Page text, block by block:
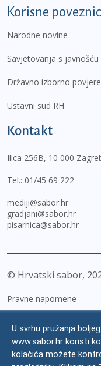
Korisne
Narodne novine
Savjetovanja s javnošću
Državno izborno
Ustavni sud RH
Kontakt
Ilica 256B, 10 000
Tel.: 01/45 69 222
mediji@sabor.hr
gradjani@sabor.hr
pisarnica@sabor.hr
© Hrvatski sabor,
Pravne napomene
Zaštita osobnih
Impressum
U svrhu pružanja
www.sabor.hr koristi
kolačića možete